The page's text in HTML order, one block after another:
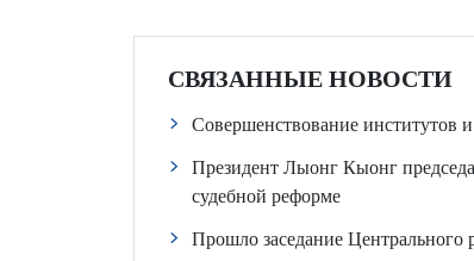
СВЯЗАННЫЕ НОВОСТИ
Совершенствование институтов
Президент Лыонг Кыонг
судебной реформе
Прошло заседание Центрального